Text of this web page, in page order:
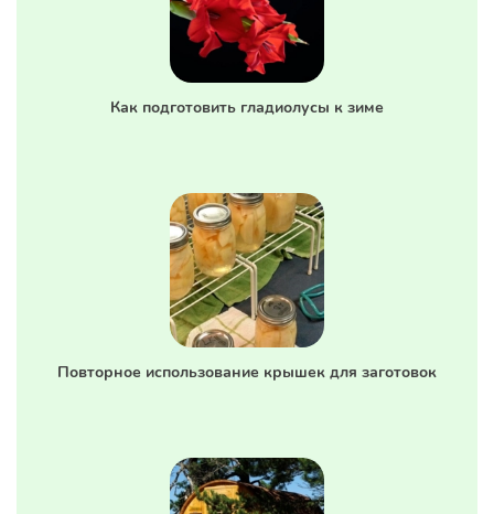
Как подготовить гладиолусы к зиме
Повторное использование крышек для заготовок